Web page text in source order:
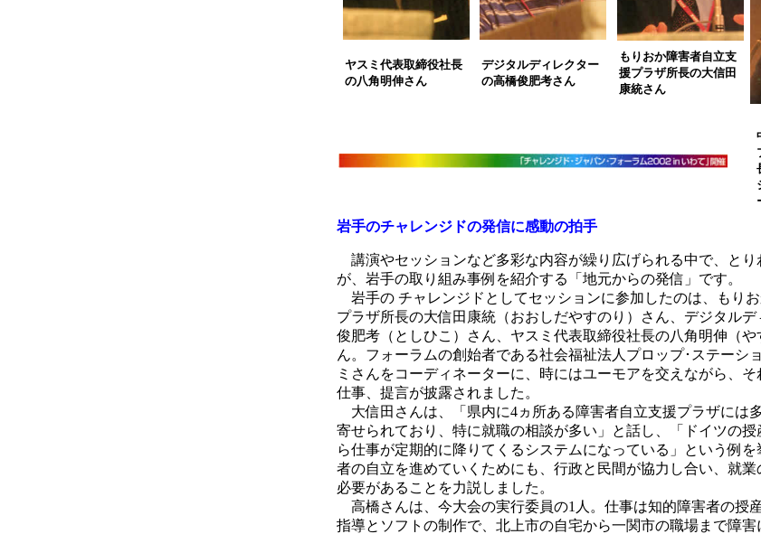
ヤスミ代表取締役社長
の八角明伸さん
デジタルディレクター
の高橋俊肥考さん
もりおか障害者自立支
援プラザ所長の大信田
康統さん
岩手のチャレンジドの発信に感動の拍手
講演やセッションなど多彩な内容が繰り広げられる中で、とり
が、岩手の取り組み事例を紹介する「地元からの発信」です。
岩手の チャレンジドとしてセッションに参加したのは、もり
プラザ所長の大信田康統（おおしだやすのり）さん、デジタル
俊肥考（としひこ）さん、ヤスミ代表取締役社長の八角明伸（や
ん。フォーラムの創始者である社会福祉法人プロップ･ステーシ
ミさんをコーディネーターに、時にはユーモアを交えながら、
仕事、提言が披露されました。
大信田さんは、「県内に4ヵ所ある障害者自立支援プラザには
寄せられており、特に就職の相談が多い」と話し、「ドイツの
ら仕事が定期的に降りてくるシステムになっている」という例
者の自立を進めていくためにも、行政と民間が協力し合い、就業
必要があることを力説しました。
高橋さんは、今大会の実行委員の1人。仕事は知的障害者の授
指導とソフトの制作で、北上市の自宅から一関市の職場まで障害